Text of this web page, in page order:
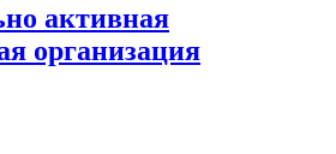
активная
организация